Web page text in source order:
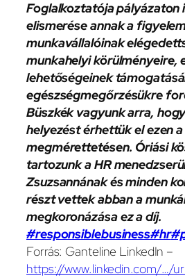
Foglalkoztatója pályázaton
elismerése annak a
munkavállalóinak
munkahelyi körülményeire,
lehetőségeinek
egészségmegőrzésükre
Büszkék vagyunk arra,
helyezést érhettük el ezen
megmérettetésen. Óriási
tartozunk a HR
Zsuzsannának és minden
részt vettek abban a
megkoronázása ez a díj.
#responsiblebusiness#hr
Forrás: Ganteline LinkedIn –
https://www.linkedin.com/…/